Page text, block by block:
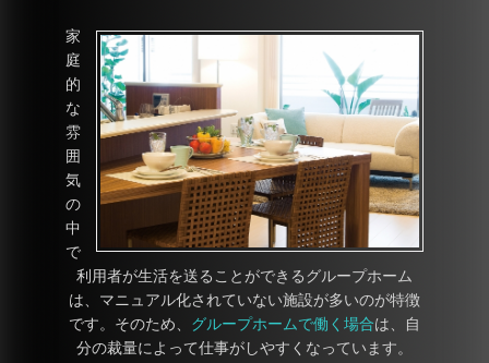
家
庭
的
な
雰
囲
気
の
中
で
利用者が生活を送ることができるグループホーム
は、マニュアル化されていない施設が多いのが特徴
です。そのため、 グループホームで働く場合は、自
分の裁量によって仕事がしやすくなっています。